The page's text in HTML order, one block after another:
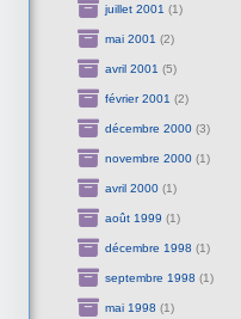
juillet 2001 (1)
mai 2001 (2)
avril 2001 (5)
février 2001 (2)
décembre 2000(3)
novembre 2000(1)
avril 2000(1)
août 1999 (1)
décembre 1998 (1)
septembre 1998 (1)
mai 1998 (1)